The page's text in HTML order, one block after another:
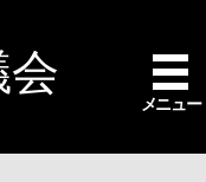
メニュー